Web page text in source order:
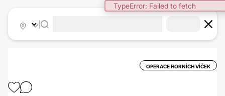
TypeError: Failed to fetch
OPERACE HORNÍCH VÍČEK